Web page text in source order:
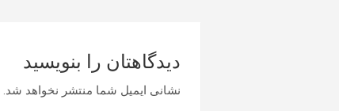
دیدگاهتان را بنویسید
نشانی ایمیل شما منتشر نخواهد شد.